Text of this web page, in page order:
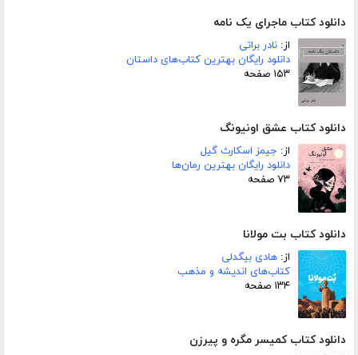
دانلود کتاب ماجرای یک نامه
از: نادر براتی
دانلود رایگان بهترین کتاب‌های داستان
۱۵۳ صفحه
دانلود کتاب عشق اونیونگ
از: جیمز اسکارث گیل
دانلود رایگان بهترین رمان‌ها
۷۳ صفحه
دانلود کتاب بت مولانا
از: هادی بیگدلی
کتاب‌های اندیشه و مذهب
۱۳۴ صفحه
دانلود کتاب کمیسر مگره و پیرزن